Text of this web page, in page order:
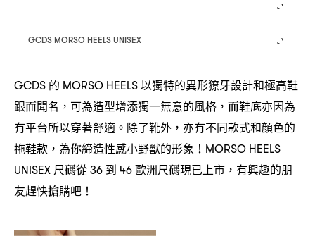
GCDS MORSO HEELS UNISEX
GCDS 的 MORSO HEELS以獨特的異形獠牙設計和極高鞋
跟而聞名 ， 可為造型增添獨一無意的風格 ， 而鞋底亦因為
有平台所以穿著舒適。除了靴外 ， 亦有不同款式和顏色的
拖鞋款 ， 為你締造性感小野獸的形象 ！MORSO HEELS
UNISEX 尺碼從36 到 46歐洲尺碼現已上市 ， 有興趣的朋
友趕快搶購吧 ！